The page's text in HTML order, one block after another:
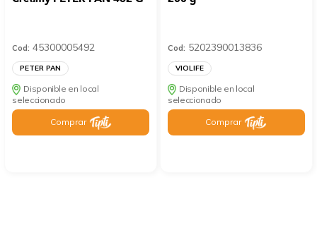
Cod: 45300005492
PETER PAN
Disponible en local
seleccionado
Comprar
Cod: 5202390013836
VIOLIFE
Disponible en local
seleccionado
Comprar